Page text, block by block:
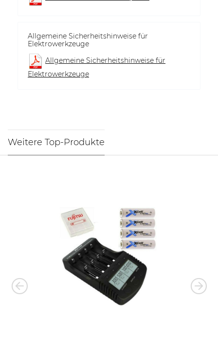
Allgemeine Sicherheitshinweise für
Elektrowerkzeuge
Allgemeine Sicherheitshinweise für
Elektrowerkzeuge
Weitere Top-Produkte